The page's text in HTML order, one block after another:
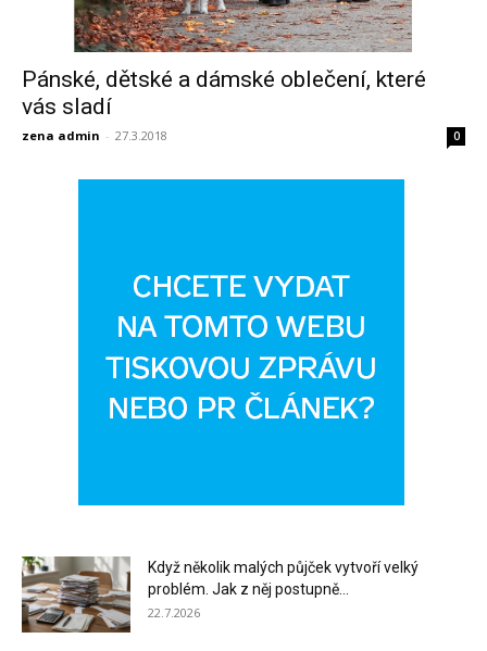
Pánské, dětské a dámské oblečení, které
vás sladí
zena admin - 27.3.2018 0
Když několik malých půjček vytvoří velký
problém. Jak z něj postupně...
22.7.2026